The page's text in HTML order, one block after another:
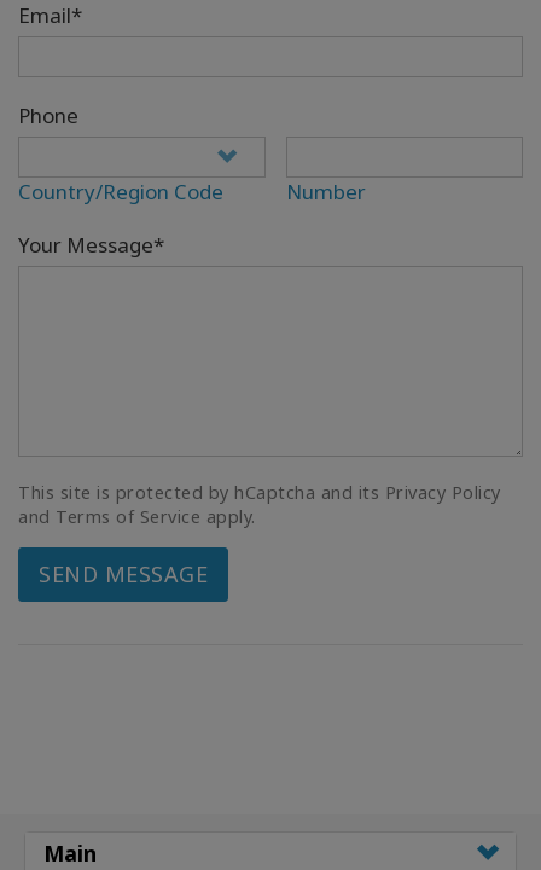
Email*
Phone
Country/Region Code
Number
Your Message*
This site is protected by hCaptcha and its Privacy Policy
and Terms of Service apply.
SEND MESSAGE
Main